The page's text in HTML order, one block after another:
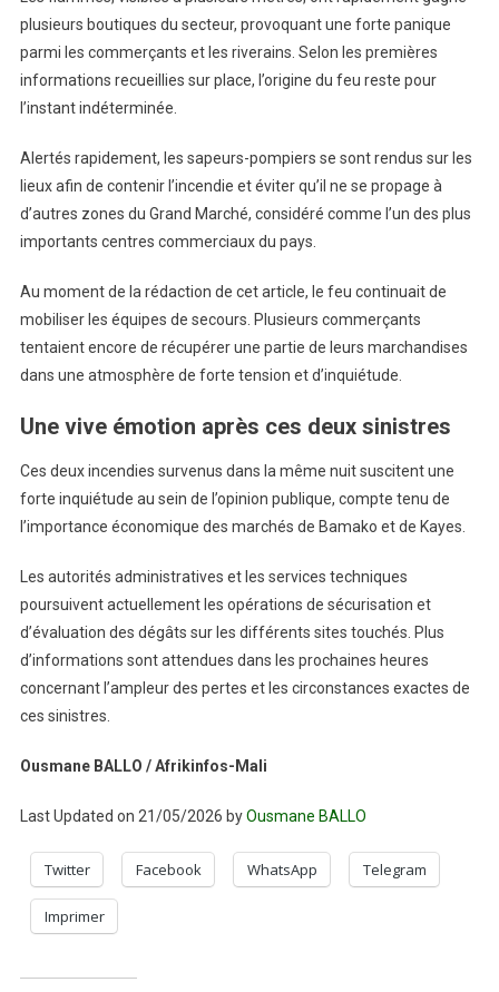
plusieurs boutiques du secteur, provoquant une forte panique
parmi les commerçants et les riverains. Selon les premières
informations recueillies sur place, l’origine du feu reste pour
l’instant indéterminée.
Alertés rapidement, les sapeurs-pompiers se sont rendus sur les
lieux afin de contenir l’incendie et éviter qu’il ne se propage à
d’autres zones du Grand Marché, considéré comme l’un des plus
importants centres commerciaux du pays.
Au moment de la rédaction de cet article, le feu continuait de
mobiliser les équipes de secours. Plusieurs commerçants
tentaient encore de récupérer une partie de leurs marchandises
dans une atmosphère de forte tension et d’inquiétude.
Une vive émotion après ces deux sinistres
Ces deux incendies survenus dans la même nuit suscitent une
forte inquiétude au sein de l’opinion publique, compte tenu de
l’importance économique des marchés de Bamako et de Kayes.
Les autorités administratives et les services techniques
poursuivent actuellement les opérations de sécurisation et
d’évaluation des dégâts sur les différents sites touchés. Plus
d’informations sont attendues dans les prochaines heures
concernant l’ampleur des pertes et les circonstances exactes de
ces sinistres.
Ousmane BALLO / Afrikinfos-Mali
Last Updated on 21/05/2026 byOusmane BALLO
Twitter Facebook WhatsApp Telegram
Imprimer